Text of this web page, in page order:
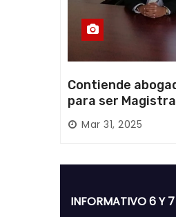
Contiende
para ser
Poder Judicial;
de Huajuapan de
Mar 31, 2025
INFORMATIVO 6 Y 7